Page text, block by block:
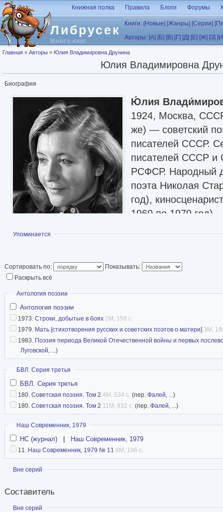
Перейти к основному содержанию
Либрусек
Много книг
Книжная полка Правила Блоги Форумы
Книги: [Новые] [Жанры] [Серии]
Авторы: [А] [Б] [В] [Г] [Д] [Е] [Ж] [З]
Вы здесь
Главная » Авторы » Юлия Владимировна Друнина
Юлия Владимировна
Биография
Ю́лия
1924, Москва,
же) — советский
писателей СССР.
писателей СССР и
РСФСР. Народный
поэта Николая
год),
1960 по 1979 год).
Юлия Друнина
своем гараже в
Писатель» Подольского района Московской
причиной самоубийства, судя по всему,
крушение общественных идеалов и развал
Википедия
Показать
Упоминается
Сортировать по:
Показывать:
Раскрыть всё
Скрыть
Антология поэзии
Антология поэзии
1973. Строки, добытые в боях 2M, 158 с.
1979. Мать [стихотворения русских и советских поэтов о матери] 3M,
1983. Поэзия периода Великой Отечественной войны и первых
Луговской, ...)
Скрыть
БВЛ. Серия третья
БВЛ. Серия третья
180. Советская поэзия. Том 2 4M, 534 с. (пер. Фалей, ...)
180. Советская поэзия. Том 2 11M, 932 с. (пер. Фалей, ...)
Скрыть
Наш Современник, 1979
НС (журнал) Наш Современник, 1979
11. Наш Современник, 1979 № 11 8M, 196 с.
Показать
Вне серий
Составитель
Показать
Вне серий